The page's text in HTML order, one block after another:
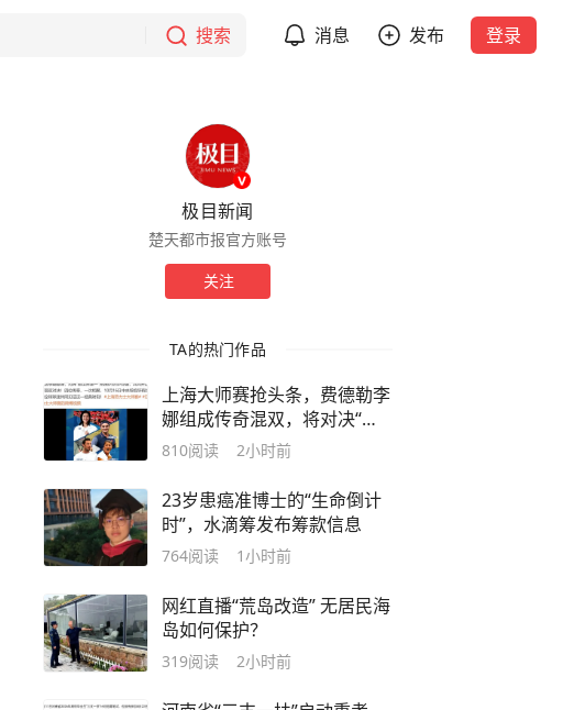
搜索 消息 发布 登录
极目新闻
楚天都市报官方账号
关注
TA的热门作品
上海大师赛抢头条，费德勒李
娜组成传奇混双，将对决“前
世界第一”兄妹
810阅读 2小时前
23岁患癌准博士的“生命倒计
时”，水滴筹发布筹款信息
764阅读 1小时前
网红直播“荒岛改造” 无居民海
岛如何保护？
319阅读 2小时前